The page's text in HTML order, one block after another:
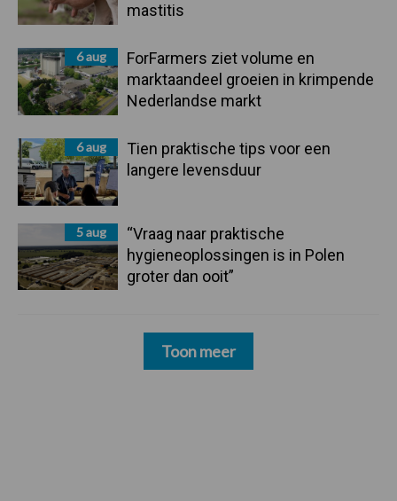
mastitis
6 aug
ForFarmers ziet volume en
marktaandeel groeien in krimpende
Nederlandse markt
6 aug
Tien praktische tips voor een
langere levensduur
5 aug
“Vraag naar praktische
hygieneoplossingen is in Polen
groter dan ooit”
Toon meer